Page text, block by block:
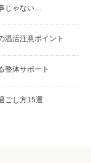
じゃない…
温活注意ポイント
整体サポート
ごし方15選